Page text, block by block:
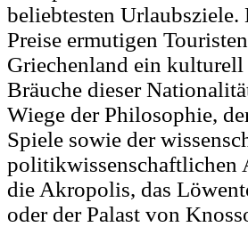
beliebtesten
Preise ermutigen
Griechenland ein
Bräuche dieser
Wiege der Philosophie,
Spiele sowie der
politikwissenschaftlichen
die Akropolis, das
oder der Palast von